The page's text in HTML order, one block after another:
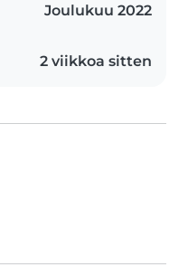
Joulukuu 2022
2 viikkoa sitten